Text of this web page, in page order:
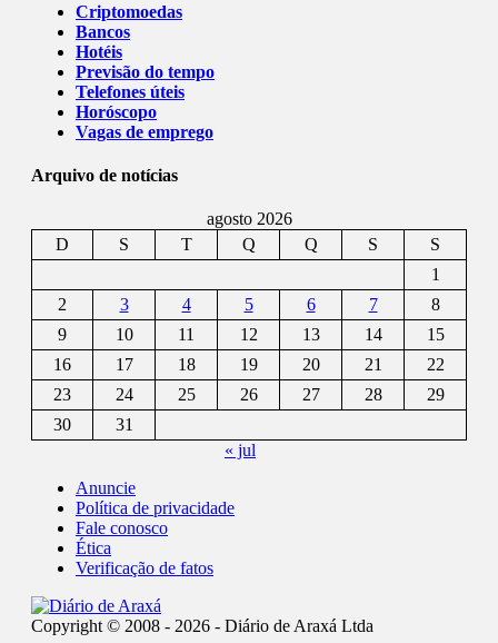
Criptomoedas
Bancos
Hotéis
Previsão do tempo
Telefones úteis
Horóscopo
Vagas de emprego
Arquivo de notícias
agosto 2026
D
S T Q Q S
S
1
2
3 4 5 6 7
8
9
10 11 12 13 14
15
16
17 18 19 20 21
22
23
24 25 26 27 28
29
30
31
« jul
Anuncie
Política de privacidade
Fale conosco
Ética
Verificação de fatos
Copyright © 2008 - 2026 - Diário de Araxá Ltda